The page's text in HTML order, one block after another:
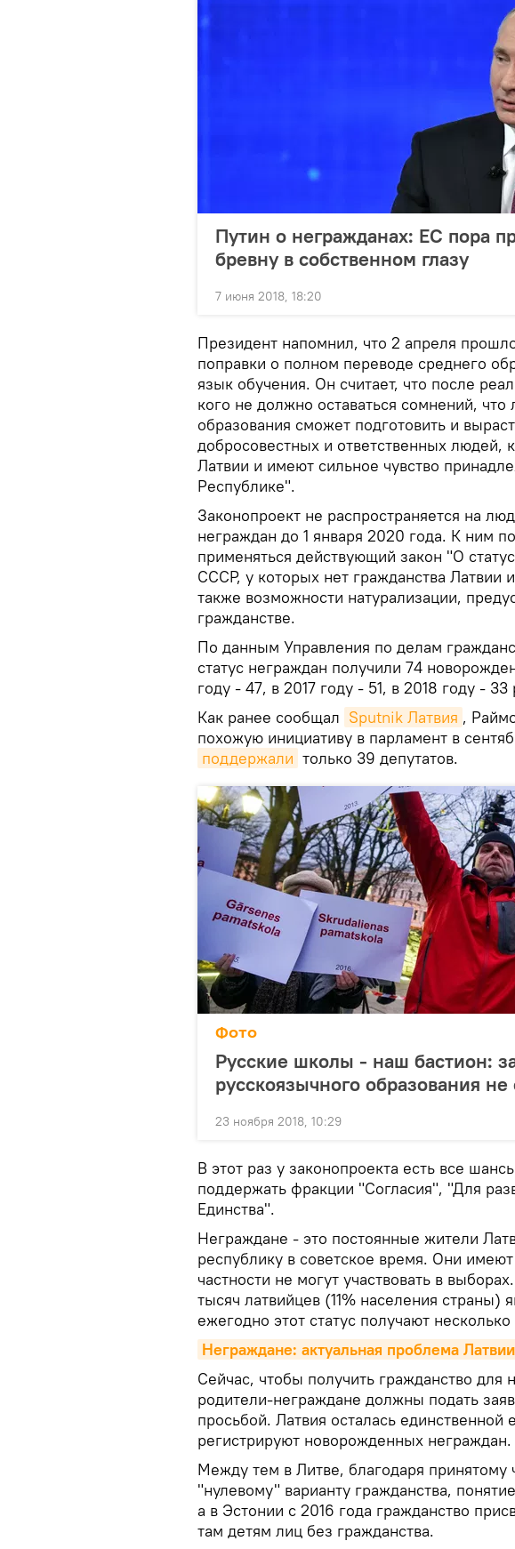
Путин о негражданах: ЕС пора
бревну в собственном глазу
7 июня 2018, 18:20
Президент напомнил, что 2 апреля
поправки о полном переводе среднего
язык обучения. Он считает, что после
кого не должно оставаться сомнений, что
образования сможет подготовить и
добросовестных и ответственных людей,
Латвии и имеют сильное чувство
Республике".
Законопроект не распространяется на
неграждан до 1 января 2020 года. К ним
применяться действующий закон "О
СССР, у которых нет гражданства Латвии
также возможности натурализации,
гражданстве.
По данным Управления по делам
статус неграждан получили 74
году - 47, в 2017 году - 51, в 2018 году - 33
Как ранее сообщал Sputnik Латвия ,
похожую инициативу в парламент в
поддержали только 39 депутатов.
Фото
Русские школы - наш бастион:
русскоязычного образования не
23 ноября 2018, 10:29
В этот раз у законопроекта есть все
поддержать фракции "Согласия", "Для
Единства".
Неграждане - это постоянные жители
республику в советское время. Они
частности не могут участвовать в
тысяч латвийцев (11% населения страны)
ежегодно этот статус получают
Неграждане: актуальная проблема
Сейчас, чтобы получить гражданство для
родители-неграждане должны подать
просьбой. Латвия осталась единственной
регистрируют новорожденных неграждан.
Между тем в Литве, благодаря принятому
"нулевому" варианту гражданства,
а в Эстонии с 2016 года гражданство
там детям лиц без гражданства.